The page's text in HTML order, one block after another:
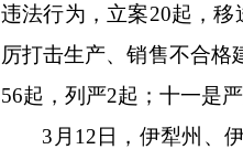
违法行为 ， 立案20起，移
厉打击生产、销售不合格
56起 ， 列严2起 ； 十一是
3月12日，伊犁州、